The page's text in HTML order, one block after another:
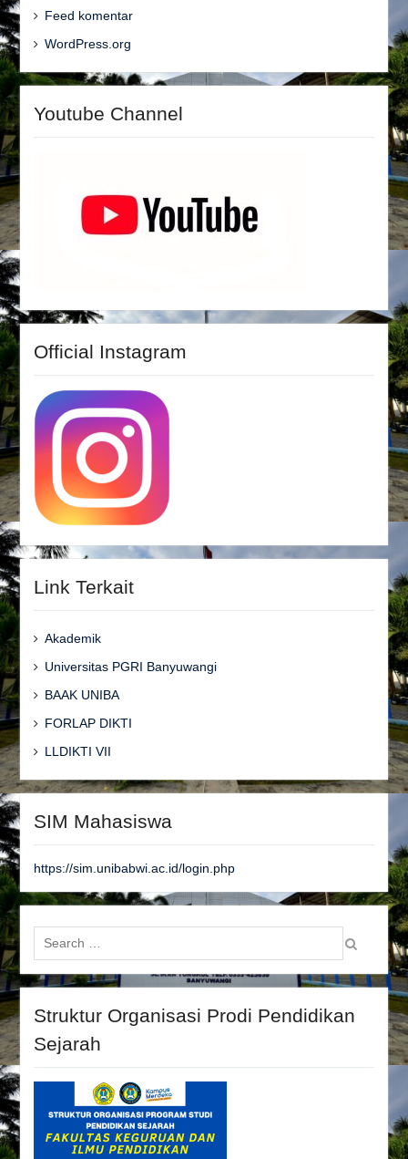
Feed komentar
WordPress.org
Youtube Channel
Official Instagram
Link Terkait
Akademik
Universitas PGRI Banyuwangi
BAAK UNIBA
FORLAP DIKTI
LLDIKTI VII
SIM Mahasiswa
https://sim.unibabwi.ac.id/login.php
Search
for:
Struktur Organisasi Prodi Pendidikan
Sejarah